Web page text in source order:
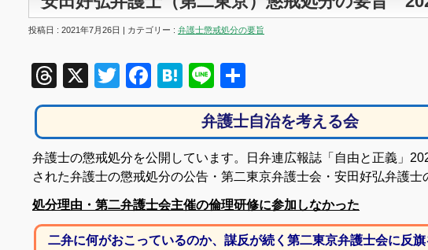
投稿日 : 2021年7月26日 | カテゴリー : 弁護士懲戒処分の要旨
Threads
X TwitterFacebook
Hatena
Line
有
弁護士自治を考える会
弁護士の懲戒処分を公開しています。日弁連広報誌「自由と正義」
された弁護士の懲戒処分の公告・第二東京弁護士会・安田好弘弁護士
処分理由・第二弁護士会主催の倫理研修に参加しなかった
二弁に何がおこっているのか、謀反が続く 第二東京弁護士会に反